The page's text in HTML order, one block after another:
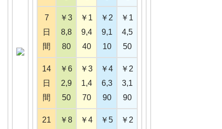
7
日
間
￥3
8,8
80
￥1
9,4
40
￥2
9,1
10
￥1
4,5
50
14
日
間
￥6
2,9
50
￥3
1,4
70
￥4
6,3
90
￥2
3,1
90
21
￥8
￥4
￥5
￥2